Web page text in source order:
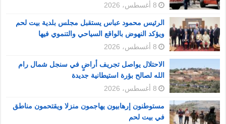
8 أغسطس، 2026
الرئيس محمود عباس يستقبل مجلس بلدية بيت لحم
ويؤكد النهوض بالواقع السياحي والتنموي فيها
8 أغسطس، 2026
الاحتلال يواصل تجريف أراضٍ في سنجل شمال رام
الله لصالح بؤرة استيطانية جديدة
8 أغسطس، 2026
مستوطنون إرهابيون يهاجمون منزلا ويقتحمون مناطق
في بيت لحم